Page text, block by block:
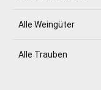
Alle Weingüter
Alle Trauben